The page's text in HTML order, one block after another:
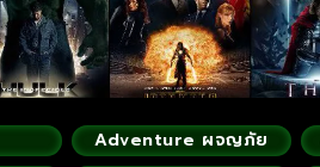
Adventure ผจญภัย